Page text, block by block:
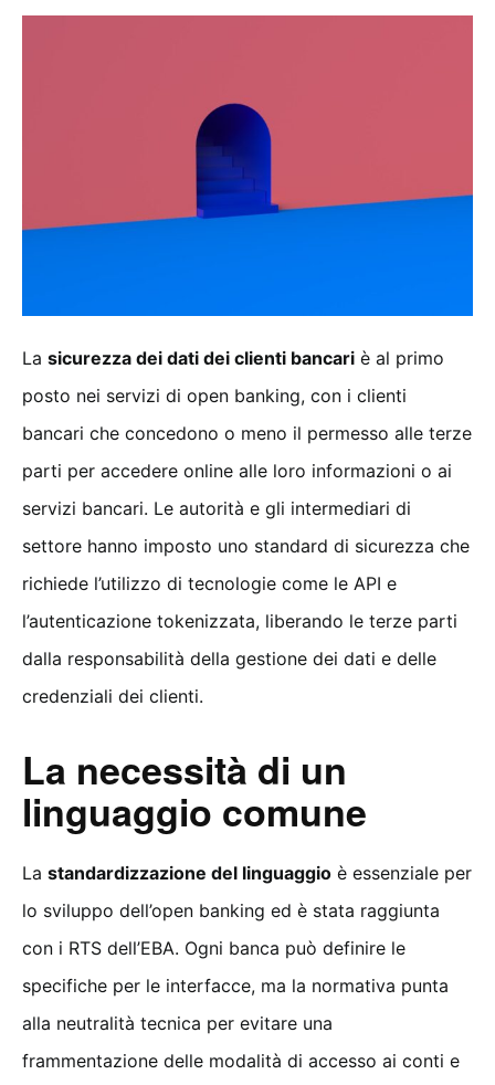
La sicurezza dei dati dei clienti bancari è al primo
posto nei servizi di open banking, con i clienti
bancari che concedono o meno il permesso alle terze
parti per accedere online alle loro informazioni o ai
servizi bancari. Le autorità e gli intermediari di
settore hanno imposto uno standard di sicurezza che
richiede l’utilizzo di tecnologie come le API e
l’autenticazione tokenizzata, liberando le terze parti
dalla responsabilità della gestione dei dati e delle
credenziali dei clienti.
La necessità di un
linguaggio comune
La standardizzazione del linguaggio è essenziale per
lo sviluppo dell’open banking ed è stata raggiunta
con i RTS dell’EBA. Ogni banca può definire le
specifiche per le interfacce, ma la normativa punta
alla neutralità tecnica per evitare una
frammentazione delle modalità di accesso ai conti e